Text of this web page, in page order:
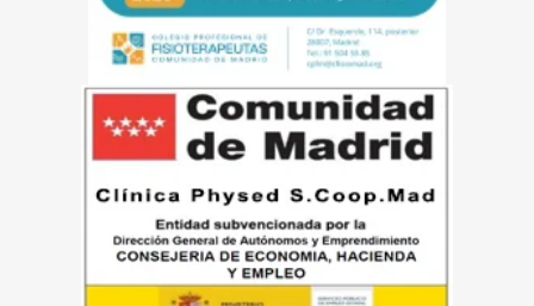
Artículo añadido al carrito. Finalizar Compra